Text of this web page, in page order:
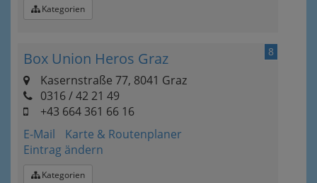
Kategorien
8
Box Union Heros Graz
Kasernstraße 77, 8041 Graz
0316 / 42 21 49
+43 664 361 66 16
E-Mail
Karte & Routenplaner
Eintrag ändern
Kategorien